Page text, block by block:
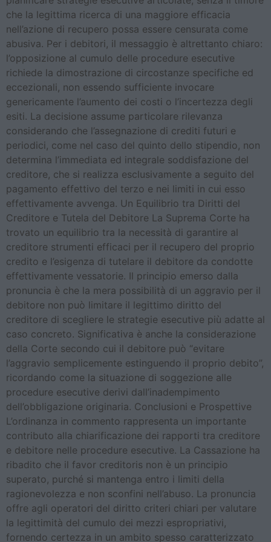
che la legittima ricerca di una maggiore efficacia
nell’azione di recupero possa essere censurata come
abusiva. Per i debitori, il messaggio è altrettanto chiaro:
l’opposizione al cumulo delle procedure esecutive
richiede la dimostrazione di circostanze specifiche ed
eccezionali, non essendo sufficiente invocare
genericamente l’aumento dei costi o l’incertezza degli
esiti. La decisione assume particolare rilevanza
considerando che l’assegnazione di crediti futuri e
periodici, come nel caso del quinto dello stipendio, non
determina l’immediata ed integrale soddisfazione del
creditore, che si realizza esclusivamente a seguito del
pagamento effettivo del terzo e nei limiti in cui esso
effettivamente avvenga. Un Equilibrio tra Diritti del
Creditore e Tutela del Debitore La Suprema Corte ha
trovato un equilibrio tra la necessità di garantire al
creditore strumenti efficaci per il recupero del proprio
credito e l’esigenza di tutelare il debitore da condotte
effettivamente vessatorie. Il principio emerso dalla
pronuncia è che la mera possibilità di un aggravio per il
debitore non può limitare il legittimo diritto del
creditore di scegliere le strategie esecutive più adatte al
caso concreto. Significativa è anche la considerazione
della Corte secondo cui il debitore può “evitare
l’aggravio semplicemente estinguendo il proprio debito”,
ricordando come la situazione di soggezione alle
procedure esecutive derivi dall’inadempimento
dell’obbligazione originaria. Conclusioni e Prospettive
L’ordinanza in commento rappresenta un importante
contributo alla chiarificazione dei rapporti tra creditore
e debitore nelle procedure esecutive. La Cassazione ha
ribadito che il favor creditoris non è un principio
superato, purché si mantenga entro i limiti della
ragionevolezza e non sconfini nell’abuso. La pronuncia
offre agli operatori del diritto criteri chiari per valutare
la legittimità del cumulo dei mezzi espropriativi,
fornendo certezza in un ambito spesso caratterizzato